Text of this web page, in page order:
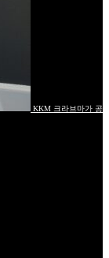
KKM 크라브마가 공